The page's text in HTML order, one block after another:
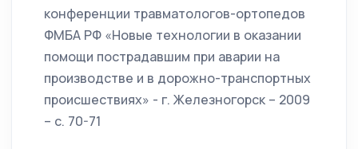
конференции травматологов-ортопедов
ФМБА РФ «Новые технологии в оказании
помощи пострадавшим при аварии на
производстве и в дорожно-транспортных
происшествиях» - г. Железногорск – 2009
– с. 70-71